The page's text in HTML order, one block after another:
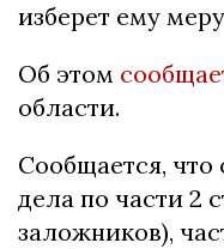
изберет ему
Об этом
области.
Сообщается,
дела по части 2
заложников),